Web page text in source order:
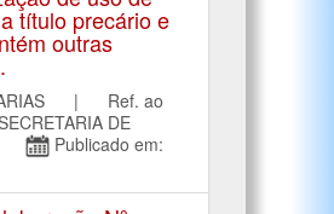
título precário e
outras
| Ref. ao
DE
|
Publicado em: